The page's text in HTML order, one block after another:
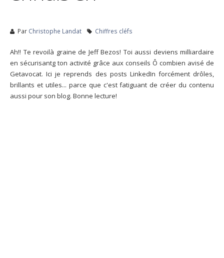
Par Christophe Landat Chiffres cléfs
Ah!! Te revoilà graine de Jeff Bezos! Toi aussi deviens milliardaire
en sécurisantg ton activité grâce aux conseils Ô combien avisé de
Getavocat. Ici je reprends des posts LinkedIn forcément drôles,
brillants et utiles... parce que c'est fatiguant de créer du contenu
aussi pour son blog. Bonne lecture!